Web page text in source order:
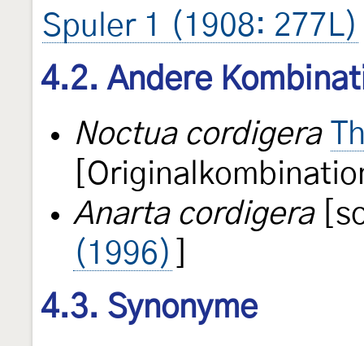
Spuler 1 (1908: 277L)
4.2. Andere
Noctua cordigera
Anarta cordigera
(1996)
4.3. Synonyme